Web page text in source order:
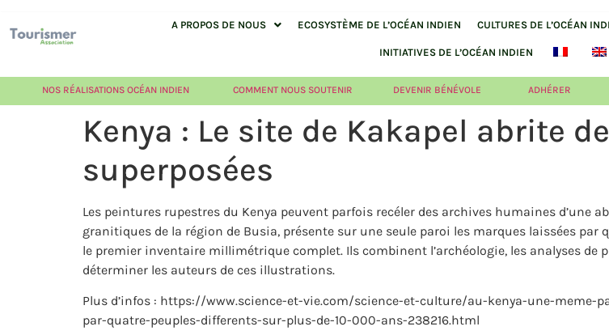
A PROPOS DE NOUS ECOSYSTÈME DE L’OCÉAN INDIEN CULTURES DE L’OCÉAN
INITIATIVES DE L’OCÉAN INDIEN
NOS RÉALISATIONS OCÉAN INDIEN COMMENT NOUS SOUTENIR DEVENIR BÉNÉVOLE ADHÉRER
Kenya : Le site de Kakapel abrite
superposées
Les peintures rupestres du Kenya peuvent parfois recéler des archives humaines d’une
granitiques de la région de Busia, présente sur une seule paroi les marques laissées
le premier inventaire millimétrique complet. Ils combinent l’archéologie, les analyses de
déterminer les auteurs de ces illustrations.
Plus d’infos : https://www.science-et-vie.com/science-et-culture/au-kenya-une-
par-quatre-peuples-differents-sur-plus-de-10-000-ans-238216.html